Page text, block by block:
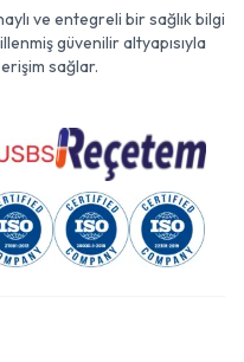
ve entegreli bir sağlık bilgi
güvenilir altyapısıyla
sağlar.